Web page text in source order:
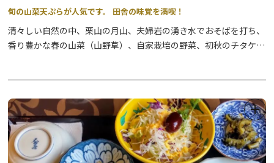
旬の山菜天ぷらが人気です。 田舎の味覚を満喫！
清々しい自然の中、栗山の月山、夫婦岩の湧き水でおそばを打ち、
香り豊かな春の山菜（山野草）、自家栽培の野菜、初秋のチタケ・